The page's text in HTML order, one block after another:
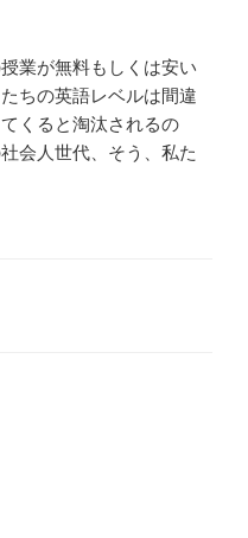
業が無料もしくは安い
ちの英語レベルは間違
くると淘汰されるの
会人世代、そう、私た